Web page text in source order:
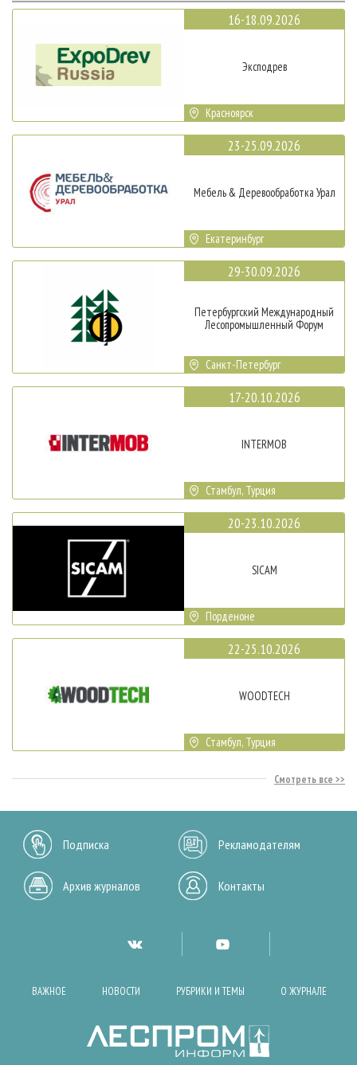
16-18.09.2026
Эксподрев
Красноярск
23-25.09.2026
Мебель & Деревообработка Урал
Екатеринбург
29-30.09.2026
Петербургский Международный
Лесопромышленный Форум
Санкт-Петербург
17-20.10.2026
INTERMOB
Стамбул, Турция
20-23.10.2026
SICAM
Порденоне
22-25.10.2026
WOODTECH
Стамбул, Турция
Смотреть все
Подписка Рекламодателям
Архив журналов Контакты
ВАЖНОЕ НОВОСТИ РУБРИКИ И ТЕМЫ О ЖУРНАЛЕ